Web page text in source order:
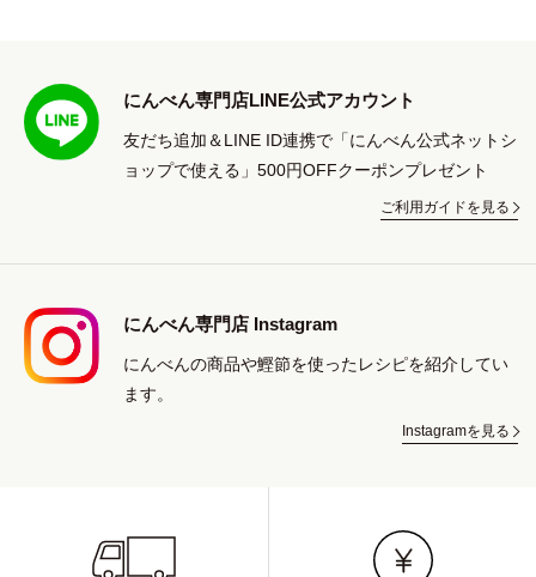
にんべん専門店LINE公式アカウント
友だち追加＆LINE ID連携で「にんべん公式ネットシ
ョップで使える」500円OFFクーポンプレゼント
ご利用ガイドを見る
にんべん専門店 Instagram
にんべんの商品や鰹節を使ったレシピを紹介してい
ます。
Instagramを見る